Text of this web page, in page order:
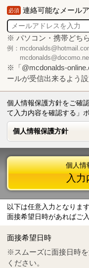
必須 連絡可能なメール
※ パソコン・携帯どち
例：
※「@mcdonalds-
ールが受信出来るよう
個人情報保護方針をご確
て入力内容を確認する」
個人情報保護方針
個人情報保護方針
Tel
0570-55-0314
個人情
入
以下は任意入力となります
面接希望日時があればご
面接希望日時
※スムーズに面接日時
ください。